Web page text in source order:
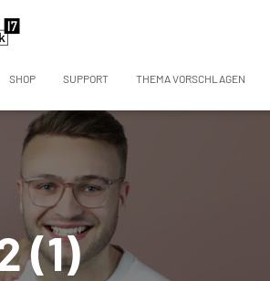
SHOP SUPPORT THEMA VORSCHLAGEN
(1)